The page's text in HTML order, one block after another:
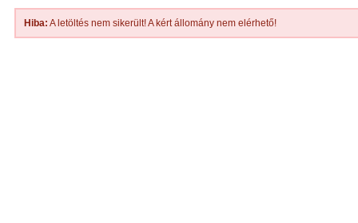
Hiba: A letöltés nem sikerült! A kért állomány nem elérhető!